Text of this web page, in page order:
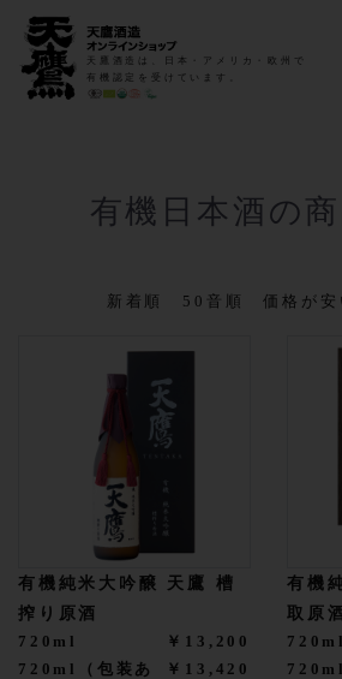
天鷹酒造は、日本・アメリカ・欧州で
有機認定を受けています。
有機日本酒の
新着順 50音順 価格が安
有機純米大吟醸 天鷹 槽
搾り原酒
720ml
￥13,200
720ml（包装あ
￥13,420
有機
取原酒
720ml